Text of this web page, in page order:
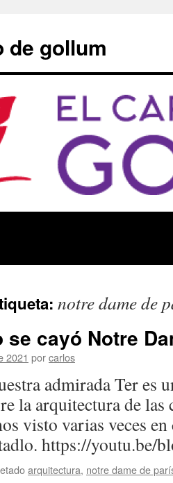
de gollum
notre dame de
se cayó Notre
2021 porcarlos
admirada Ter es
la arquitectura de las
visto varias veces en
https://youtu.be/
arquitectura, notre dame de